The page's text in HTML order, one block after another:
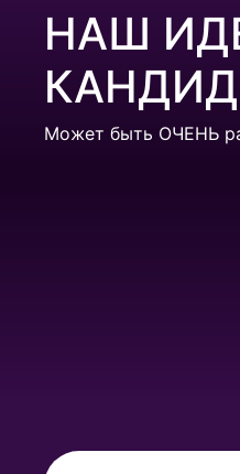
НАШ
Может быть ОЧЕНЬ